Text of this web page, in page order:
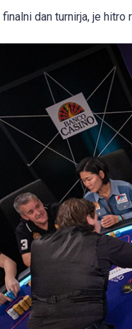
dan turnirja, je hitro